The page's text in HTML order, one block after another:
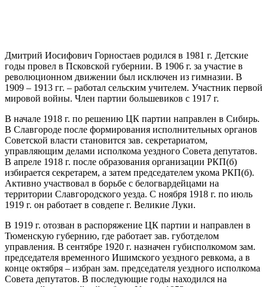
Дмитрий Иосифович Горностаев родился в 1981 г. Детские
годы провел в Псковской губернии. В 1906 г. за участие в
революционном движении был исключен из гимназии. В
1909 – 1913 гг. – работал сельским учителем. Участник первой
мировой войны. Член партии большевиков с 1917 г.
В начале 1918 г. по решению ЦК партии направлен в Сибирь.
В Славгороде после формирования исполнительных органов
Советской власти становится зав. секретариатом,
управляющим делами исполкома уездного Совета депутатов.
В апреле 1918 г. после образования организации РКП(б)
избирается секретарем, а затем председателем укома РКП(б).
Активно участвовал в борьбе с белогвардейцами на
территории Славгородского уезда. С ноября 1918 г. по июль
1919 г. он работает в совдепе г. Великие Луки.
В 1919 г. отозван в распоряжение ЦК партии и направлен в
Тюменскую губернию, где работает зав. губотделом
управления. В сентябре 1920 г. назначен губисполкомом зам.
председателя временного Ишимского уездного ревкома, а в
конце октября – избран зам. председателя уездного исполкома
Совета депутатов. В последующие годы находился на